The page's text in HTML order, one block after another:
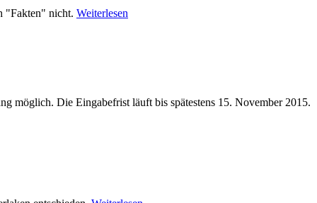
"Fakten" nicht. Weiterlesen
möglich. Die Eingabefrist läuft bis spätestens 15. November 2015.